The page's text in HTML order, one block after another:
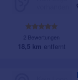
2 Bewertungen
18,5 km entfernt